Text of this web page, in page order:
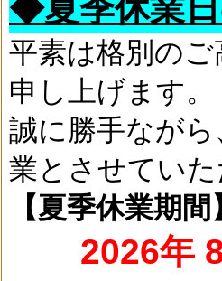
◆夏季休業
平素は格別の
申し上げます。
誠に勝手なが
業とさせてい
【夏季休業期間
2026年